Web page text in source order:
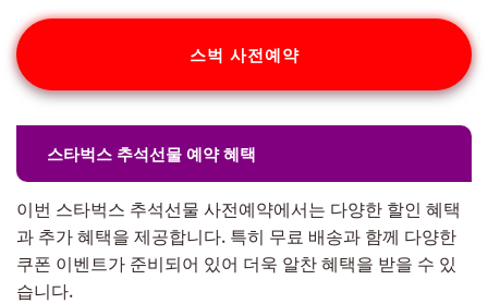
스벅 사전예약
스타벅스 추석선물 예약 혜택
이번 스타벅스 추석선물 사전예약에서는 다양한 할인 혜택
과 추가 혜택을 제공합니다. 특히 무료 배송과 함께 다양한
쿠폰 이벤트가 준비되어 있어 더욱 알찬 혜택을 받을 수 있
습니다.